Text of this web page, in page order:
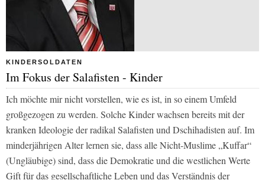
KINDERSOLDATEN
Im Fokus der Salafisten - Kinder
Ich möchte mir nicht vorstellen, wie es ist, in so einem Umfeld
großgezogen zu werden. Solche Kinder wachsen bereits mit der
kranken Ideologie der radikal Salafisten und Dschihadisten auf. Im
minderjährigen Alter lernen sie, dass alle Nicht-Muslime „Kuffar“
(Ungläubige) sind, dass die Demokratie und die westlichen Werte
Gift für das gesellschaftliche Leben und das Verständnis der